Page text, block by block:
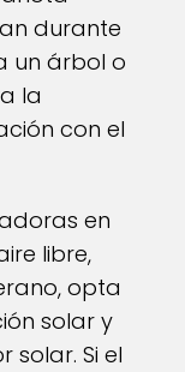
durante
un árbol o
la
con el
en
libre,
opta
solar y
Si el